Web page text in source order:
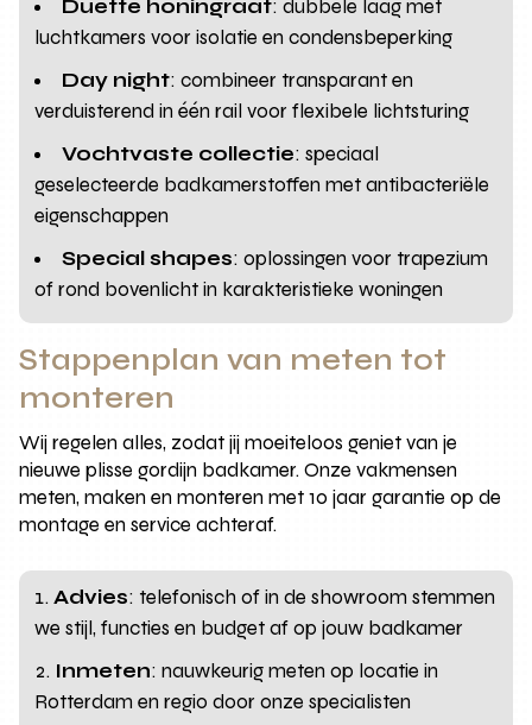
Duette honingraat: dubbele laag met
luchtkamers voor isolatie en condensbeperking
Day night: combineer transparant en
verduisterend in één rail voor flexibele lichtsturing
Vochtvaste collectie: speciaal
geselecteerde badkamerstoffen met antibacteriële
eigenschappen
Special shapes: oplossingen voor trapezium
of rond bovenlicht in karakteristieke woningen
Stappenplan van meten tot
monteren
Wij regelen alles, zodat jij moeiteloos geniet van je
nieuwe plisse gordijn badkamer. Onze vakmensen
meten, maken en monteren met 10 jaar garantie op de
montage en service achteraf.
Advies: telefonisch of in de showroom stemmen
we stijl, functies en budget af op jouw badkamer
Inmeten: nauwkeurig meten op locatie in
Rotterdam en regio door onze specialisten